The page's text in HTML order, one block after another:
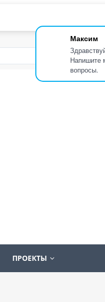
Максим
Напишите
вопросы.
ПРОЕКТЫ